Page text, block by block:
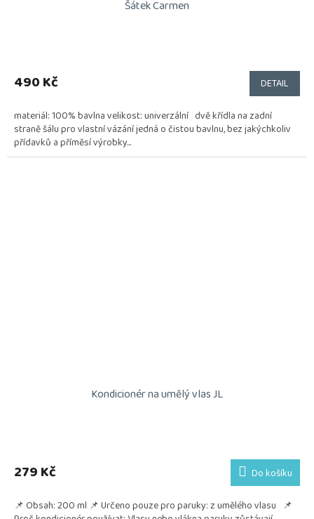
Šátek Carmen
490 Kč DETAIL
materiál: 100% bavlna velikost: univerzální dvě křídla na zadní
straně šálu pro vlastní vázání jedná o čistou bavlnu, bez jakýchkoliv
přídavků a příměsí výrobky...
Kondicionér na umělý vlas JL
produktu
je
z
279 Kč Do košíku
📌 Obsah: 200 ml 📌 Určeno pouze pro paruky: z umělého vlasu 📌